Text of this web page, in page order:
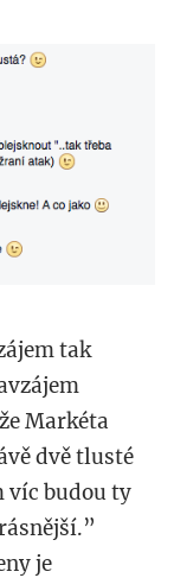
tak
Markéta
dvě tlusté
víc budou ty
je